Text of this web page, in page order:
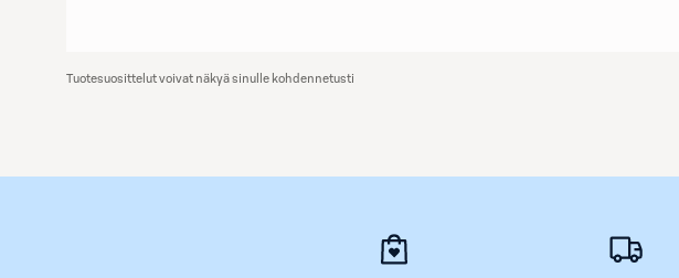
Tuotesuosittelut voivat näkyä sinulle kohdennetusti